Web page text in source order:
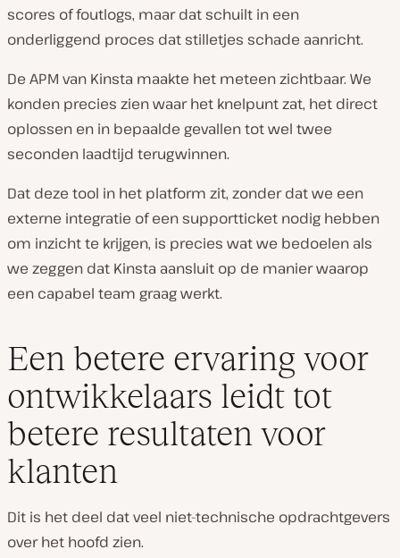
scores of foutlogs, maar dat schuilt in een
onderliggend proces dat stilletjes schade aanricht.
De APM van Kinsta maakte het meteen zichtbaar. We
konden precies zien waar het knelpunt zat, het direct
oplossen en in bepaalde gevallen tot wel twee
seconden laadtijd terugwinnen.
Dat deze tool in het platform zit, zonder dat we een
externe integratie of een supportticket nodig hebben
om inzicht te krijgen, is precies wat we bedoelen als
we zeggen dat Kinsta aansluit op de manier waarop
een capabel team graag werkt.
Een betere ervaring voor
ontwikkelaars leidt tot
betere resultaten voor
klanten
Dit is het deel dat veel niet-technische opdrachtgevers
over het hoofd zien.